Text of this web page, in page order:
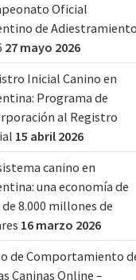
Oficial
de Adiestramiento
27 mayo 2026
Inicial Canino en
Programa de
al Registro
15 abril 2026
canino en
una economía de
de 8.000 millones de
16 marzo 2026
de Comportamiento
Caninas Online –